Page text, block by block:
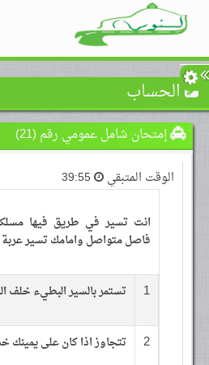
الحساب
إمتحان شامل عمومي رقم (21)
الوقت المتبقي 39:55
انت تسير في طريق فيها
فاصل متواصل وامامك تسير
1 تستمر بالسير البطيء خلف
2 تتجاوز اذا كان على